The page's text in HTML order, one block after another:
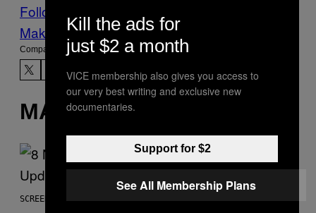
Follow Us On Discover
Make Us Preferred In Top Stories
Compartir:
MÁS DE LO MISMO
SCREENSHOT: EPIC GAMES
Kill the ads for
just $2 a month
VICE membership also gives you access to
our very best writing and exclusive new
documentaries.
Support for $2
See All Membership Plans